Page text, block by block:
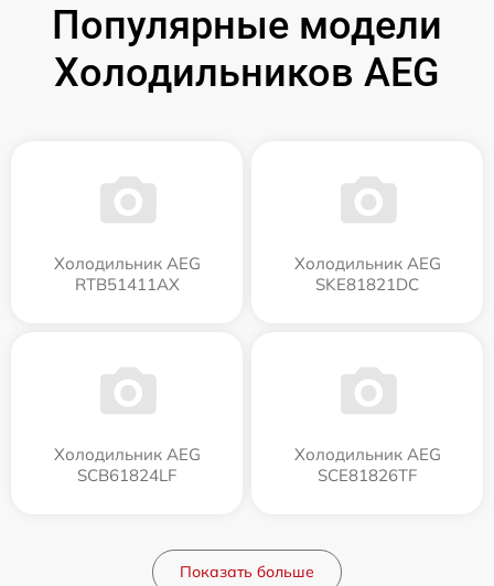
Популярные модели
Холодильников AEG
Холодильник AEG
RTB51411AX
Холодильник AEG
SKE81821DC
Холодильник AEG
SCB61824LF
Холодильник AEG
SCE81826TF
Показать больше